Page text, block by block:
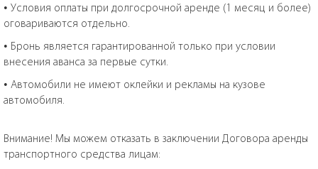
• Условия оплаты при долгосрочной аренде (1 месяц и более)
оговариваются отдельно.
• Бронь является гарантированной только при условии
внесения аванса за первые сутки.
• Автомобили не имеют оклейки и рекламы на кузове
автомобиля.
Внимание! Мы можем отказать в заключении Договора аренды
транспортного средства лицам: